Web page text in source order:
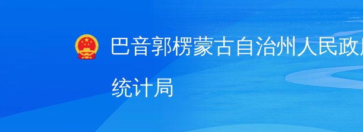
巴音郭楞蒙古自治州人民
统计局